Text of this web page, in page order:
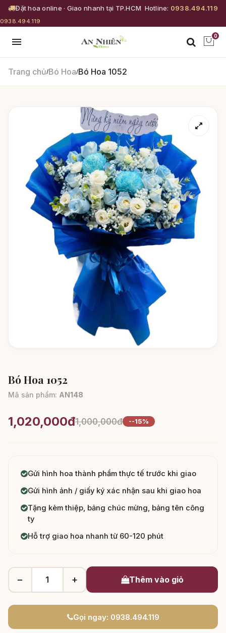
Đặt hoa online · Giao nhanh tại TP.HCM Hotline: 0938.494.119
0938.494.119
0
Trang chủ/Bó Hoa/Bó Hoa 1052
Bó Hoa 1052
Mã sản phẩm: AN148
1,020,000đ1,000,000đ --15%
Gửi hình hoa thành phẩm thực tế trước khi giao
Gửi hình ảnh / giấy ký xác nhận sau khi giao hoa
Tặng kèm thiệp, bảng chúc mừng, bảng tên công
ty
Hỗ trợ giao hoa nhanh từ 60-120 phút
− + Thêm vào giỏ
Gọi ngay: 0938.494.119